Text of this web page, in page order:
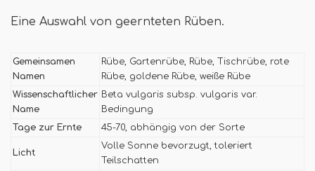
Eine Auswahl von geernteten Rüben.
Gemeinsamen
Namen
Rübe, Gartenrübe, Rübe, Tischrübe, rote
Rübe, goldene Rübe, weiße Rübe
Wissenschaftlicher
Name
Beta vulgaris subsp. vulgaris var.
Bedingung
Tage zur Ernte
45-70, abhängig von der Sorte
Licht
Volle Sonne bevorzugt, toleriert
Teilschatten